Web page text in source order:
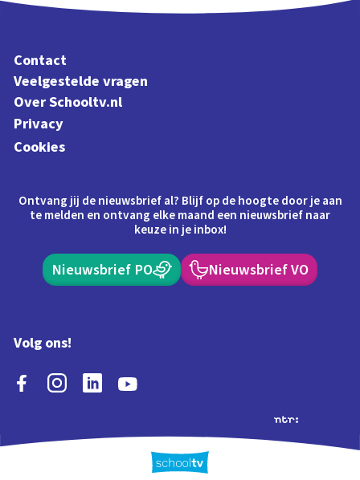
Contact
Veelgestelde vragen
Over Schooltv.nl
Privacy
Cookies
Ontvang jij de nieuwsbrief al? Blijf op de hoogte door je aan
te melden en ontvang elke maand een nieuwsbrief naar
keuze in je inbox!
Nieuwsbrief PO Nieuwsbrief VO
Volg ons!